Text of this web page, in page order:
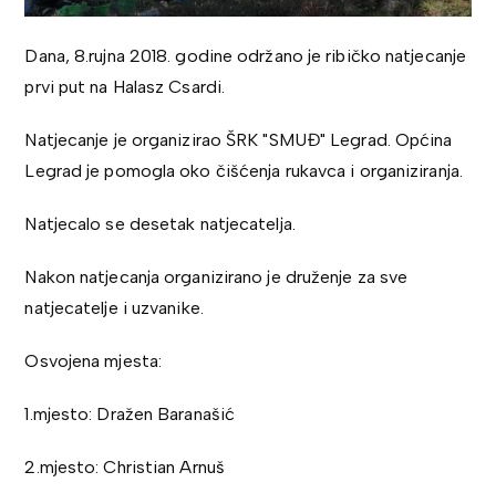
Dana, 8.rujna 2018. godine održano je ribičko natjecanje
prvi put na Halasz Csardi.
Natjecanje je organizirao ŠRK "SMUĐ" Legrad. Općina
Legrad je pomogla oko čišćenja rukavca i organiziranja.
Natjecalo se desetak natjecatelja.
Nakon natjecanja organizirano je druženje za sve
natjecatelje i uzvanike.
Osvojena mjesta:
1.mjesto: Dražen Baranašić
2.mjesto: Christian Arnuš